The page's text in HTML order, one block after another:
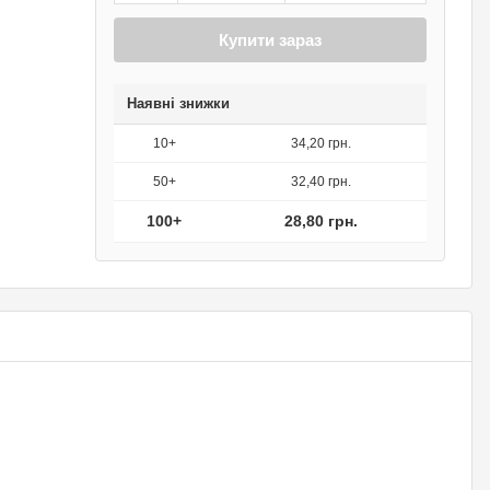
Купити зараз
Наявні знижки
10+ 34,20 грн.
50+ 32,40 грн.
100+ 28,80 грн.